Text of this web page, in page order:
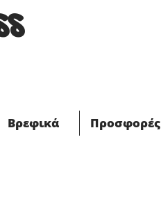
Βρεφικά Προσφορές